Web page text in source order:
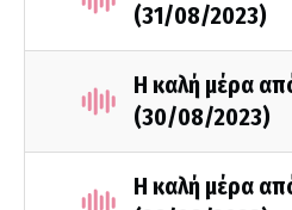
(31/08/2023)
Η καλή μέρα
(30/08/2023)
Η καλή μέρα